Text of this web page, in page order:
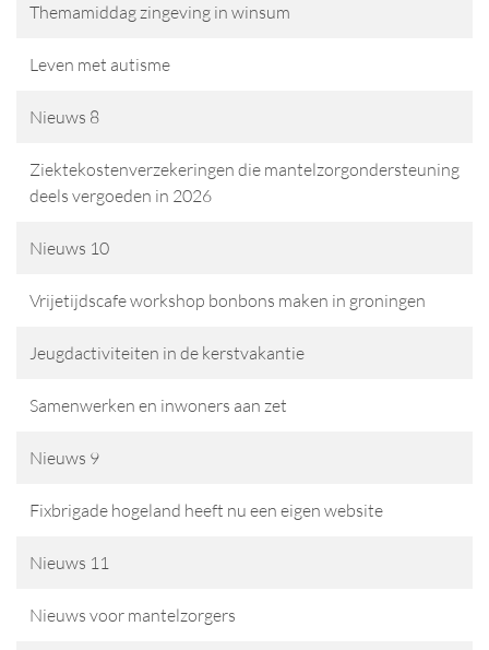
Themamiddag zingeving in winsum
Leven met autisme
Nieuws 8
Ziektekostenverzekeringen die mantelzorgondersteuning
deels vergoeden in 2026
Nieuws 10
Vrijetijdscafe workshop bonbons maken in groningen
Jeugdactiviteiten in de kerstvakantie
Samenwerken en inwoners aan zet
Nieuws 9
Fixbrigade hogeland heeft nu een eigen website
Nieuws 11
Nieuws voor mantelzorgers